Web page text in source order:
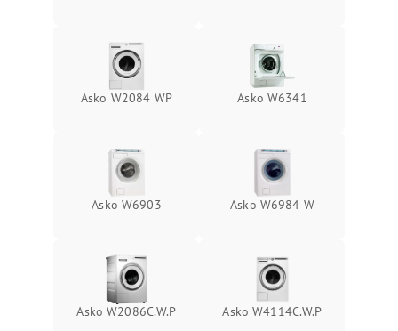
Asko W2084 WP Asko W6341
Asko W6903 Asko W6984 W
Asko W2086C.W.P Asko W4114C.W.P